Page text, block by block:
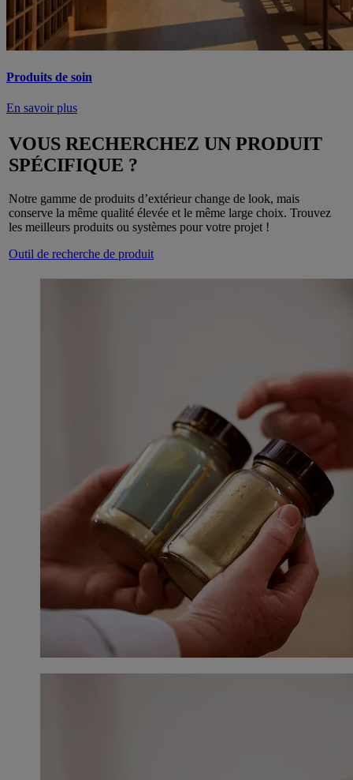
Produits de soin
En savoir plus
VOUS RECHERCHEZ UN PRODUIT
SPÉCIFIQUE ?
Notre gamme de produits d’extérieur change de look, mais
conserve la même qualité élevée et le même large choix. Trouvez
les meilleurs produits ou systèmes pour votre projet !
Outil de recherche de produit